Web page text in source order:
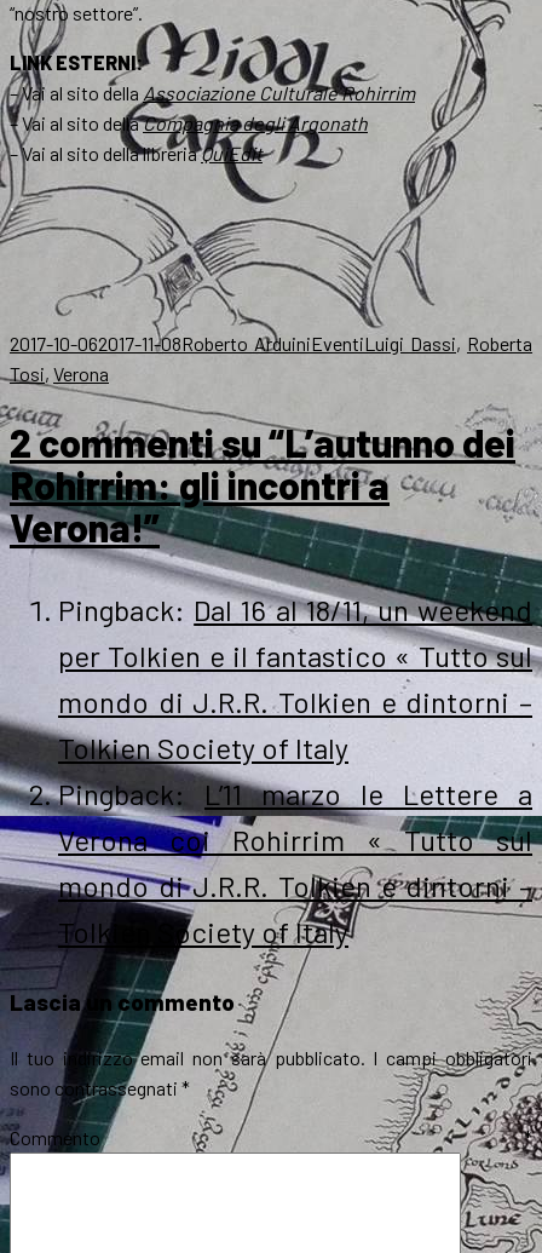
“nostro settore”.
LINK ESTERNI:
– Vai al sito della Associazione Culturale Rohirrim
– Vai al sito dellaCompagnia degli Argonath
– Vai al sito della libreriaQuiEdit
.
Scritto
il
2017-10-062017-11-08Autore
Roberto ArduiniCategorie
EventiTag
Luigi Dassi, Roberta
Tosi, Verona
2 commenti su “L’autunno dei
Rohirrim: gli incontri a
Verona!”
Pingback: Dal 16 al 18/11, un weekend
per Tolkien e il fantastico « Tutto sul
mondo di J.R.R. Tolkien e dintorni –
Tolkien Society of Italy
Pingback: L’11 marzo le Lettere a
Verona coi Rohirrim « Tutto sul
mondo di J.R.R. Tolkien e dintorni –
Tolkien Society of Italy
Lascia un commento
Il tuo indirizzo email non sarà pubblicato.
I campi obbligatori
sono contrassegnati *
Commento*